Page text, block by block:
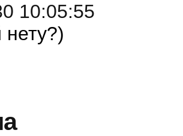
10:05:55
нету?)